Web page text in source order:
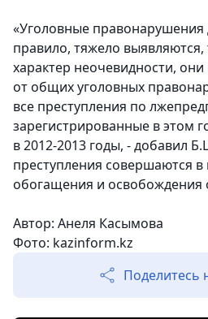
«Уголовные правонарушения
правило, тяжело выявляются,
характер неочевидности,
от общих уголовных
все преступления по
зарегистрированные в этом
в 2012-2013 годы, - добавил
преступления совершаются в
обогащения и освобождения
Автор: Анеля Касымова
Фото: kazinform.kz
Поделитесь